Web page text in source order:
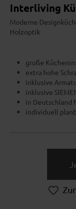
Interliving
Moderne
Holzoptik
große
extra hohe
inklusive
inklusive
in Deutschland
individuell